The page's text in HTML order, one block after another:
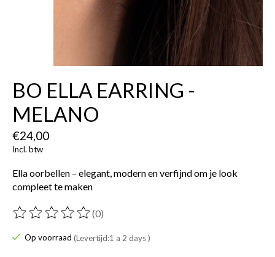
BO ELLA EARRING -
MELANO
€24,00
Incl. btw
Ella oorbellen – elegant, modern en verfijnd om je look
compleet te maken
De beoordeling van dit product is
(0)
Op voorraad (Levertijd:1 a 2 days )